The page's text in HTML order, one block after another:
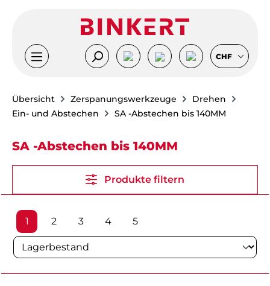
CHF
Übersicht Zerspanungswerkzeuge
Drehen
Ein- und Abstechen
SA -Abstechen bis 140MM
SA -Abstechen bis 140MM
Produkte filtern
Seite
1 Seite
2 Seite
3 Seite
4 Seite
5